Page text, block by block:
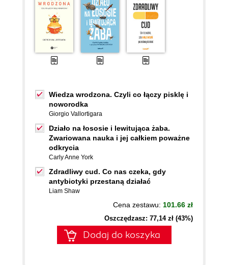
Wiedza wrodzona. Czyli co łączy pisklę i
noworodka
Giorgio Vallortigara
Działo na łososie i lewitująca żaba.
Zwariowana nauka i jej całkiem poważne
odkrycia
Carly Anne York
Zdradliwy cud. Co nas czeka, gdy
antybiotyki przestaną działać
Liam Shaw
Cena zestawu: 101.66 zł
Oszczędzasz: 77,14 zł (43%)
Dodaj do koszyka